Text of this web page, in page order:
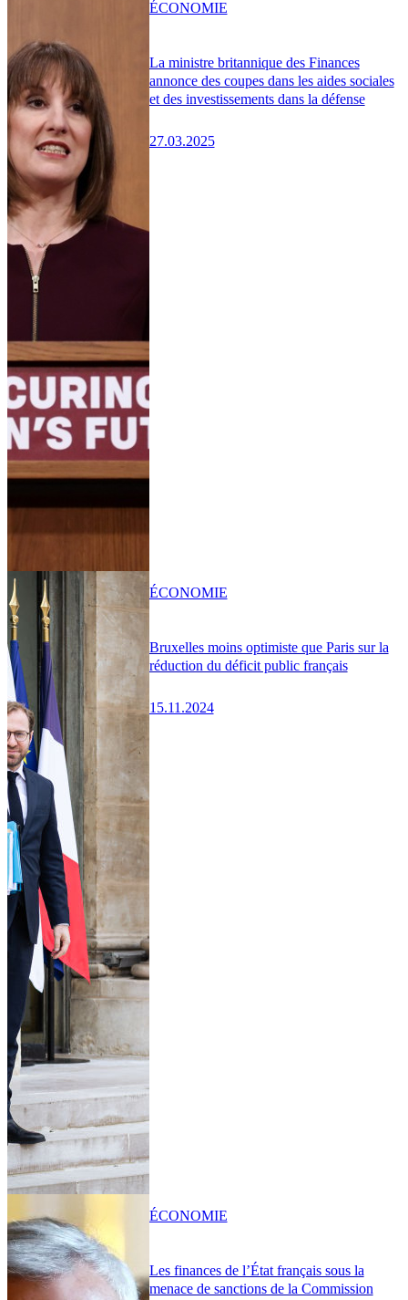
La ministre britannique des Finances
annonce des coupes dans les aides sociales
et des investissements dans la défense
27.03.2025
ÉCONOMIE
Bruxelles moins optimiste que Paris sur la
réduction du déficit public français
15.11.2024
ÉCONOMIE
Les finances de l’État français sous la
menace de sanctions de la Commission
ÉCONOMIE